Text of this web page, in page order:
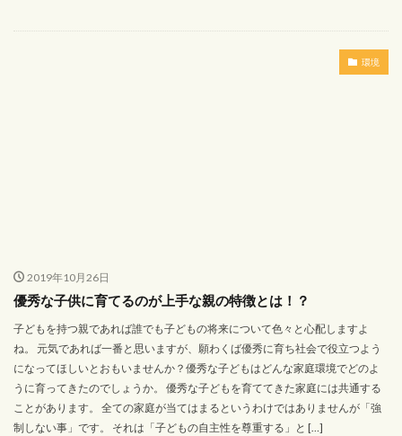
環境
2019年10月26日
優秀な子供に育てるのが上手な親の特徴とは！？
子どもを持つ親であれば誰でも子どもの将来について色々と心配しますよ
ね。 元気であれば一番と思いますが、願わくば優秀に育ち社会で役立つよう
になってほしいとおもいませんか？優秀な子どもはどんな家庭環境でどのよ
うに育ってきたのでしょうか。 優秀な子どもを育ててきた家庭には共通する
ことがあります。 全ての家庭が当てはまるというわけではありませんが「強
制しない事」です。 それは「子どもの自主性を尊重する」と […]